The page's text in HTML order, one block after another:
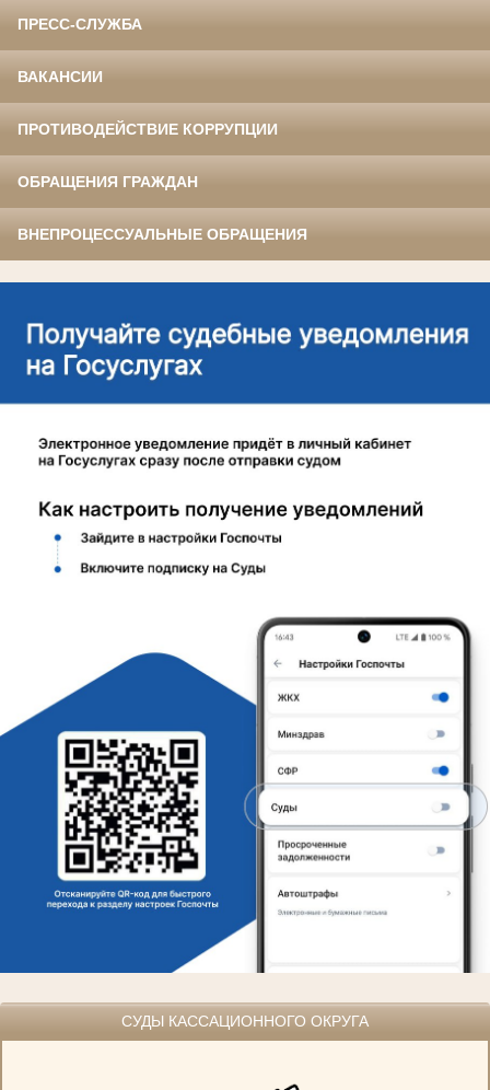
ПРЕСС-СЛУЖБА
ВАКАНСИИ
ПРОТИВОДЕЙСТВИЕ КОРРУПЦИИ
ОБРАЩЕНИЯ ГРАЖДАН
ВНЕПРОЦЕССУАЛЬНЫЕ ОБРАЩЕНИЯ
СУДЫ КАССАЦИОННОГО ОКРУГА